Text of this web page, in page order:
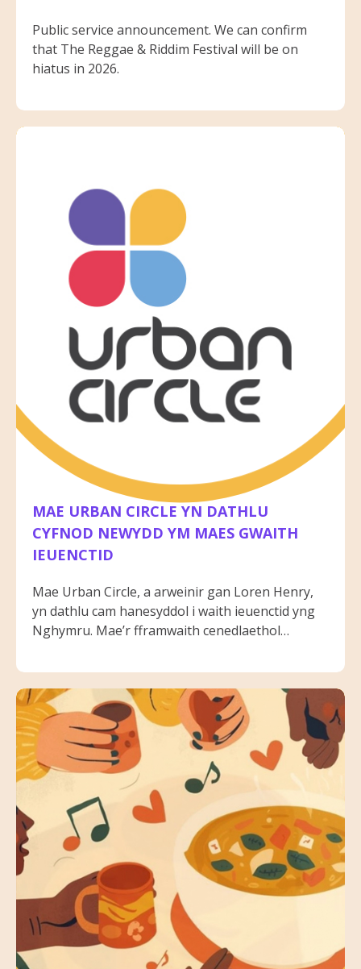
Public service announcement. We can confirm
that The Reggae & Riddim Festival will be on
hiatus in 2026.
MAE URBAN CIRCLE YN DATHLU
CYFNOD NEWYDD YM MAES GWAITH
IEUENCTID
Mae Urban Circle, a arweinir gan Loren Henry,
yn dathlu cam hanesyddol i waith ieuenctid yng
Nghymru. Mae’r fframwaith cenedlaethol
proffesiynol, gan roi cyfleoedd, cefnogaeth, ac
ymgysylltiad cymunedol i bobl ifanc. Mae Urban
Circle yn falch o arwain, ysbrydoli, a llunio
dyfodol bywiog i bob person ifanc.